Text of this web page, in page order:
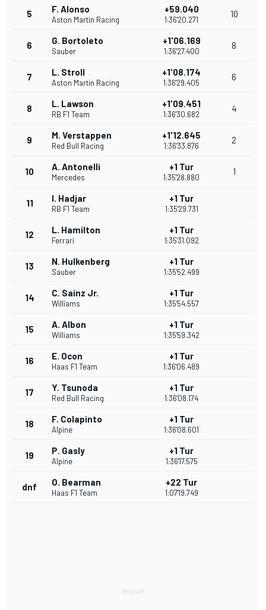
5 F. Alonso
Aston Martin Racing
+59.040
1:36'20.271
10
6 G. Bortoleto
Sauber
+1'06.169
1:36'27.400
8
7 L. Stroll
Aston Martin Racing
+1'08.174
1:36'29.405
6
8 L. Lawson
RB F1 Team
+1'09.451
1:36'30.682
4
9 M. Verstappen
Red Bull Racing
+1'12.645
1:36'33.876
2
10 A. Antonelli
Mercedes
+1 Tur
1:35'28.880
1
11 I. Hadjar
RB F1 Team
+1 Tur
1:35'29.731
12 L. Hamilton
Ferrari
+1 Tur
1:35'31.092
13 N. Hulkenberg
Sauber
+1 Tur
1:35'52.499
14 C. Sainz Jr.
Williams
+1 Tur
1:35'54.557
15 A. Albon
Williams
+1 Tur
1:35'59.342
16 E. Ocon
Haas F1 Team
+1 Tur
1:36'06.489
17 Y. Tsunoda
Red Bull Racing
+1 Tur
1:36'08.174
18 F. Colapinto
Alpine
+1 Tur
1:36'08.601
19 P. Gasly
Alpine
+1 Tur
1:36'17.575
dnf O. Bearman
Haas F1 Team
+22 Tur
1:07'19.749